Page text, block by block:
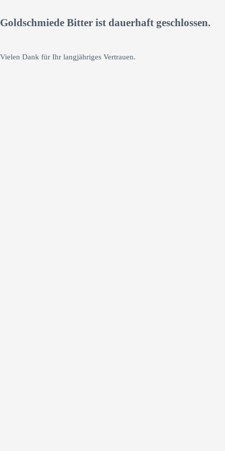
Goldschmiede Bitter ist dauerhaft geschlossen.
Vielen Dank für Ihr langjähriges Vertrauen.